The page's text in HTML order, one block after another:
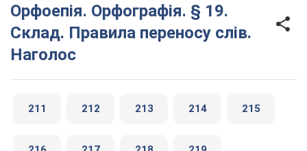
Орфоепія. Орфографія. § 19.
Склад. Правила переносу слів.
Наголос
211 212 213 214 215